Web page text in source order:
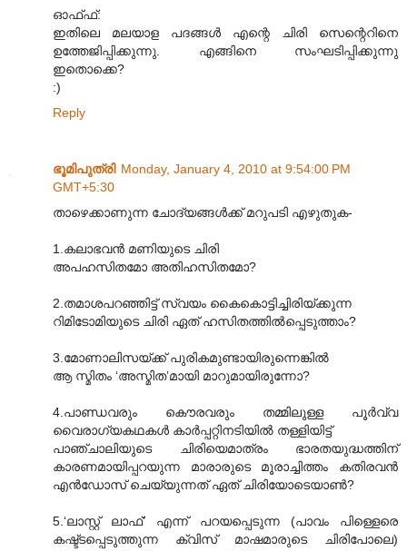
ഓഫ്ഫ്:
ഇതിലെ മലയാള പദങ്ങള്‍ എന്റെ ചിരി സെന്റെറിനെ
ഉത്തേജിപ്പിക്കുന്നു. എങ്ങിനെ സംഘടിപ്പിക്കുന്നു
ഇതൊക്കെ?
:)
Reply
ഭൂമിപുത്രി Monday, January 4, 2010 at 9:54:00 PM
GMT+5:30
താഴെക്കാണുന്ന ചോദ്യങ്ങൾക്ക് മറുപടി എഴുതുക-
1.കലാഭവൻ മണിയുടെ ചിരി
അപഹസിതമോ അതിഹസിതമോ?
2.തമാശപറഞ്ഞിട്ട് സ്വയം കൈകൊട്ടിച്ചിരിയ്ക്കുന്ന
റിമിടോമിയുടെ ചിരി ഏത് ഹസിതത്തിൽ‌പ്പെടുത്താം?
3.മോണാലിസയ്ക്ക് പുരികമുണ്ടായിരുന്നെങ്കിൽ
ആ സ്മിതം ‘അസ്മിത’മായി മാറുമായിരുന്നോ?
4.പാണ്ഡവരും കൌരവരും തമ്മിലുള്ള പൂർവ്വ
വൈരാഗ്യകഥകൾ കാർപ്പറ്റിനടിയിൽ തള്ളിയിട്ട്
പാഞ്ചാലിയുടെ ചിരിയെമാത്രം ഭാരതയുദ്ധത്തിന്
കാരണമായിപ്പറയുന്ന മാരാരുടെ മൂരാച്ചിത്തം കതിരവൻ
എൻഡോസ് ചെയ്യുന്നത് ഏത് ചിരിയോടെയാൺ?
5.‘ലാസ്റ്റ് ലാഫ്’ എന്ന് പറയപ്പെടുന്ന (പാവം പിള്ളെരെ
കഷ്ട്ടപ്പെടുത്തുന്ന ക്വിസ് മാഷമാരുടെ ചിരിപോലെ)